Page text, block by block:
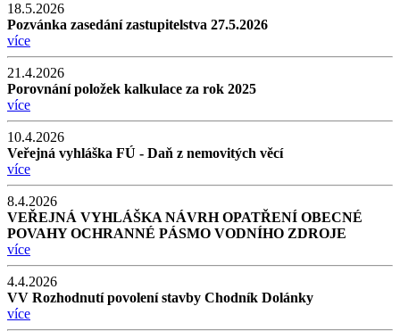
18.5.2026
Pozvánka zasedání zastupitelstva 27.5.2026
více
21.4.2026
Porovnání položek kalkulace za rok 2025
více
10.4.2026
Veřejná vyhláška FÚ - Daň z nemovitých věcí
více
8.4.2026
VEŘEJNÁ VYHLÁŠKA NÁVRH OPATŘENÍ OBECNÉ
POVAHY OCHRANNÉ PÁSMO VODNÍHO ZDROJE
více
4.4.2026
VV Rozhodnutí povolení stavby Chodník Dolánky
více